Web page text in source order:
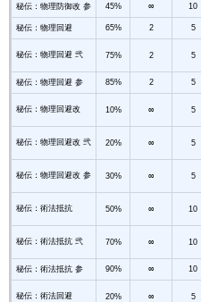
秘伝：物理防御改 参 45% ∞ 10
秘伝：物理回避 65% 2 5
秘伝：物理回避 弐 75% 2 5
秘伝：物理回避 参 85% 2 5
秘伝：物理回避改 10% ∞ 5
秘伝：物理回避改 弐 20% ∞ 5
秘伝：物理回避改 参 30% ∞ 5
秘伝：術法抵抗 50% ∞ 10
秘伝：術法抵抗 弐 70% ∞ 10
秘伝：術法抵抗 参 90% ∞ 10
秘伝：術法回避 20% ∞ 5